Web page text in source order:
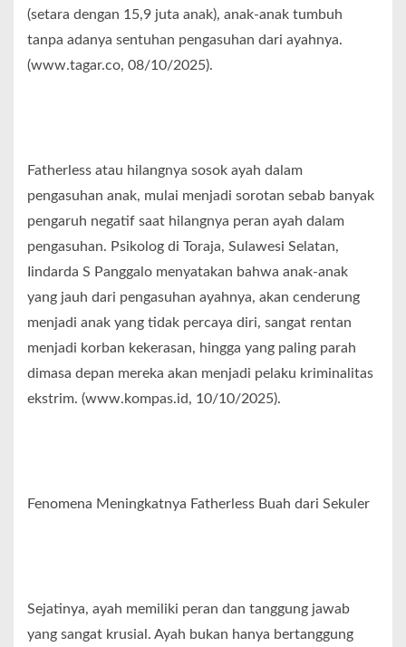
(setara dengan 15,9 juta anak), anak-anak tumbuh
tanpa adanya sentuhan pengasuhan dari ayahnya.
(www.tagar.co, 08/10/2025).
Fatherless atau hilangnya sosok ayah dalam
pengasuhan anak, mulai menjadi sorotan sebab banyak
pengaruh negatif saat hilangnya peran ayah dalam
pengasuhan. Psikolog di Toraja, Sulawesi Selatan,
Iindarda S Panggalo menyatakan bahwa anak-anak
yang jauh dari pengasuhan ayahnya, akan cenderung
menjadi anak yang tidak percaya diri, sangat rentan
menjadi korban kekerasan, hingga yang paling parah
dimasa depan mereka akan menjadi pelaku kriminalitas
ekstrim. (www.kompas.id, 10/10/2025).
Fenomena Meningkatnya Fatherless Buah dari Sekuler
Sejatinya, ayah memiliki peran dan tanggung jawab
yang sangat krusial. Ayah bukan hanya bertanggung